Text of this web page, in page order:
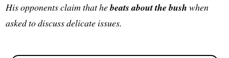
His opponents claim that hebeats about the bush when
asked to discuss delicate issues.